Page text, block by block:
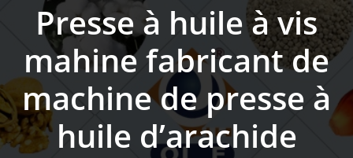
Presse à huile à vis
mahine fabricant de
machine de presse à
huile d’arachide